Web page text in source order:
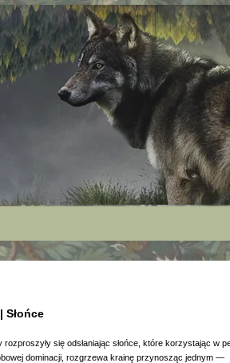
Słońce
rozproszyły się odsłaniając słońce, które korzystając w
dominacji, rozgrzewa krainę przynosząc jednym —